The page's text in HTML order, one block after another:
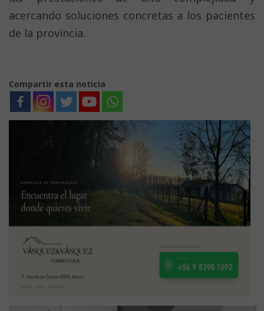
acercando soluciones concretas a los pacientes
de la provincia.
Compartir esta noticia